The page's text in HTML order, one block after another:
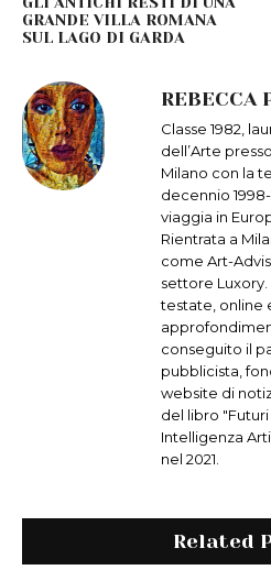
GRANDE VILLA ROMANA
SUL LAGO DI GARDA
REBECCA
Classe 1982,
dell’Arte
Milano con la
decennio
viaggia in
Rientrata a
come Art-
settore
testate, online
conseguito il
pubblicista,
website di
del libro
Intelligenza
nel 2021.
Related